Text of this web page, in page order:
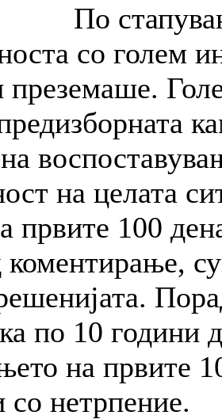
По
со голем
преземаше.
на целата
првите 100
коментирање,
по 10 години
на првите
со нетрпение.